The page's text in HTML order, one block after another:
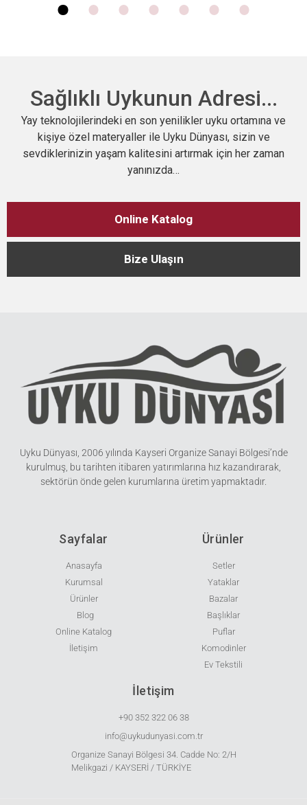
Sağlıklı Uykunun Adresi...
Yay teknolojilerindeki en son yenilikler uyku ortamına ve
kişiye özel materyaller ile Uyku Dünyası, sizin ve
sevdiklerinizin yaşam kalitesini artırmak için her zaman
yanınızda…
Online Katalog
Bize Ulaşın
Uyku Dünyası, 2006 yılında Kayseri Organize Sanayi Bölgesi’nde
kurulmuş, bu tarihten itibaren yatırımlarına hız kazandırarak,
sektörün önde gelen kurumlarına üretim yapmaktadır.
Sayfalar
Anasayfa
Kurumsal
Ürünler
Blog
Online Katalog
İletişim
Ürünler
Setler
Yataklar
Bazalar
Başlıklar
Puflar
Komodinler
Ev Tekstili
İletişim
+90 352 322 06 38
info@uykudunyasi.com.tr
Organize Sanayi Bölgesi 34. Cadde No: 2/H
Melikgazi / KAYSERİ / TÜRKİYE